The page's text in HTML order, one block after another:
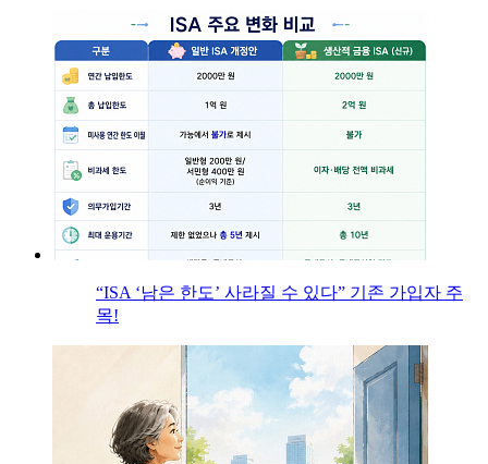
“ISA ‘남은 한도’ 사라질 수 있다” 기존 가입자 주
목!